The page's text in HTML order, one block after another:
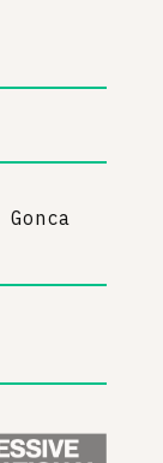
Gonca